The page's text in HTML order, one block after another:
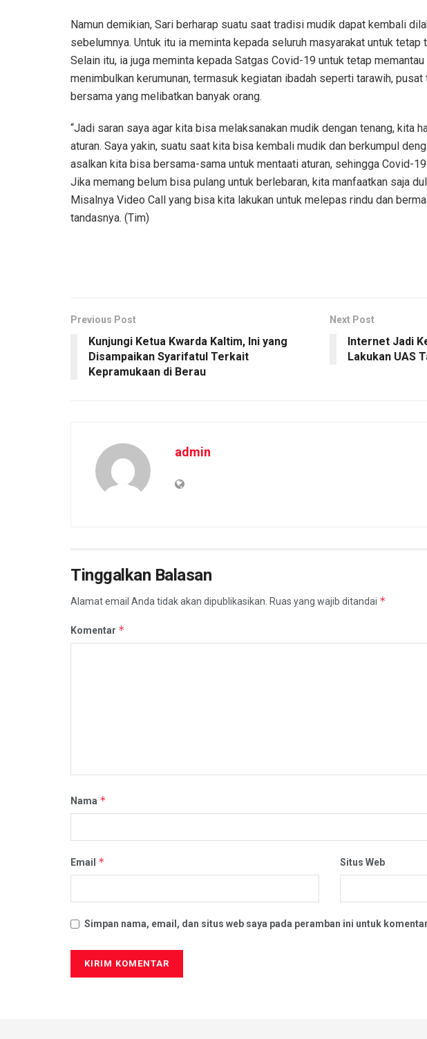
Namun demikian, Sari berharap suatu saat tradisi mudik dapat kembali
sebelumnya. Untuk itu ia meminta kepada seluruh masyarakat untuk tetap
Selain itu, ia juga meminta kepada Satgas Covid-19 untuk tetap
menimbulkan kerumunan, termasuk kegiatan ibadah seperti tarawih, pusat
bersama yang melibatkan banyak orang.
“Jadi saran saya agar kita bisa melaksanakan mudik dengan tenang, kita
aturan. Saya yakin, suatu saat kita bisa kembali mudik dan berkumpul
asalkan kita bisa bersama-sama untuk mentaati aturan, sehingga Covid-
Jika memang belum bisa pulang untuk berlebaran, kita manfaatkan saja
Misalnya Video Call yang bisa kita lakukan untuk melepas rindu dan
tandasnya. (Tim)
Previous Post
Kunjungi Ketua Kwarda Kaltim, Ini yang
Disampaikan Syarifatul Terkait
Kepramukaan di Berau
Next Post
Internet Jadi
Lakukan UAS
admin
Tinggalkan Balasan
Alamat email Anda tidak akan dipublikasikan. Ruas yang wajib ditandai *
Komentar *
Nama *
Email * Situs Web
Simpan nama, email, dan situs web saya pada peramban ini untuk